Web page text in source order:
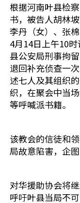
根据河南叶县检
书，被告人胡林
李丹（女）、张
4月14日上午10
县公安局刑事拘
退回补充侦查一
述七人及其组织
织，在聚会中当
等呼喊派书籍。
该教会的信徒和
局故意陷害，企
对华援助协会将
呼吁叶县当局不